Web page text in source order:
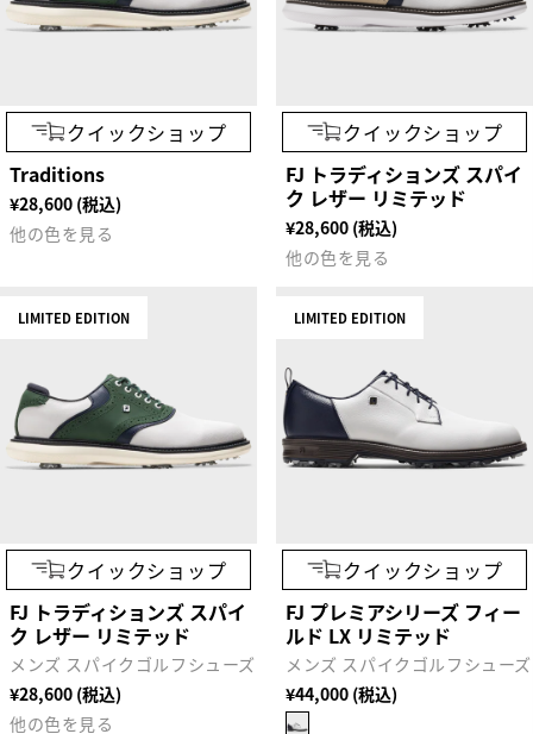
クイックショップ
Traditions
¥28,600 (税込)
他の色を見る
クイックショップ
FJ トラディションズ スパイ
ク レザー リミテッド
¥28,600 (税込)
他の色を見る
LIMITED EDITION
クイックショップ
FJ トラディションズ スパイ
ク レザー リミテッド
メンズ スパイクゴルフシューズ
¥28,600 (税込)
他の色を見る
LIMITED EDITION
クイックショップ
FJ プレミアシリーズ フィー
ルド LX リミテッド
メンズ スパイクゴルフシューズ
¥44,000 (税込)